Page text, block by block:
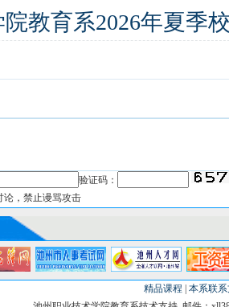
教育系2026年夏季
验证码：
论，禁止谩骂攻击
精品课程
本系联